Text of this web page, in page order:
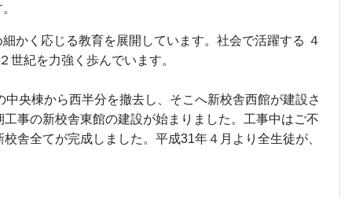
かく応じる教育を展開しています。社会で活躍する ４
紀を力強く歩んでいます。
央棟から西半分を撤去し、そこへ新校舎西館が建設さ
事の新校舎東館の建設が始まりました。工事中はご不
舎全てが完成しました。平成31年４月より全生徒が、